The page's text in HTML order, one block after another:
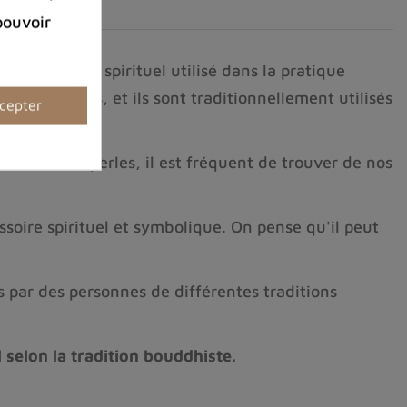
un bracelet spirituel utilisé dans la pratique
de graines, et ils sont traditionnellement utilisés
des perles, il est fréquent de trouver de nos
spirituel et symbolique. On pense qu'il peut
par des personnes de différentes traditions
selon la tradition bouddhiste.